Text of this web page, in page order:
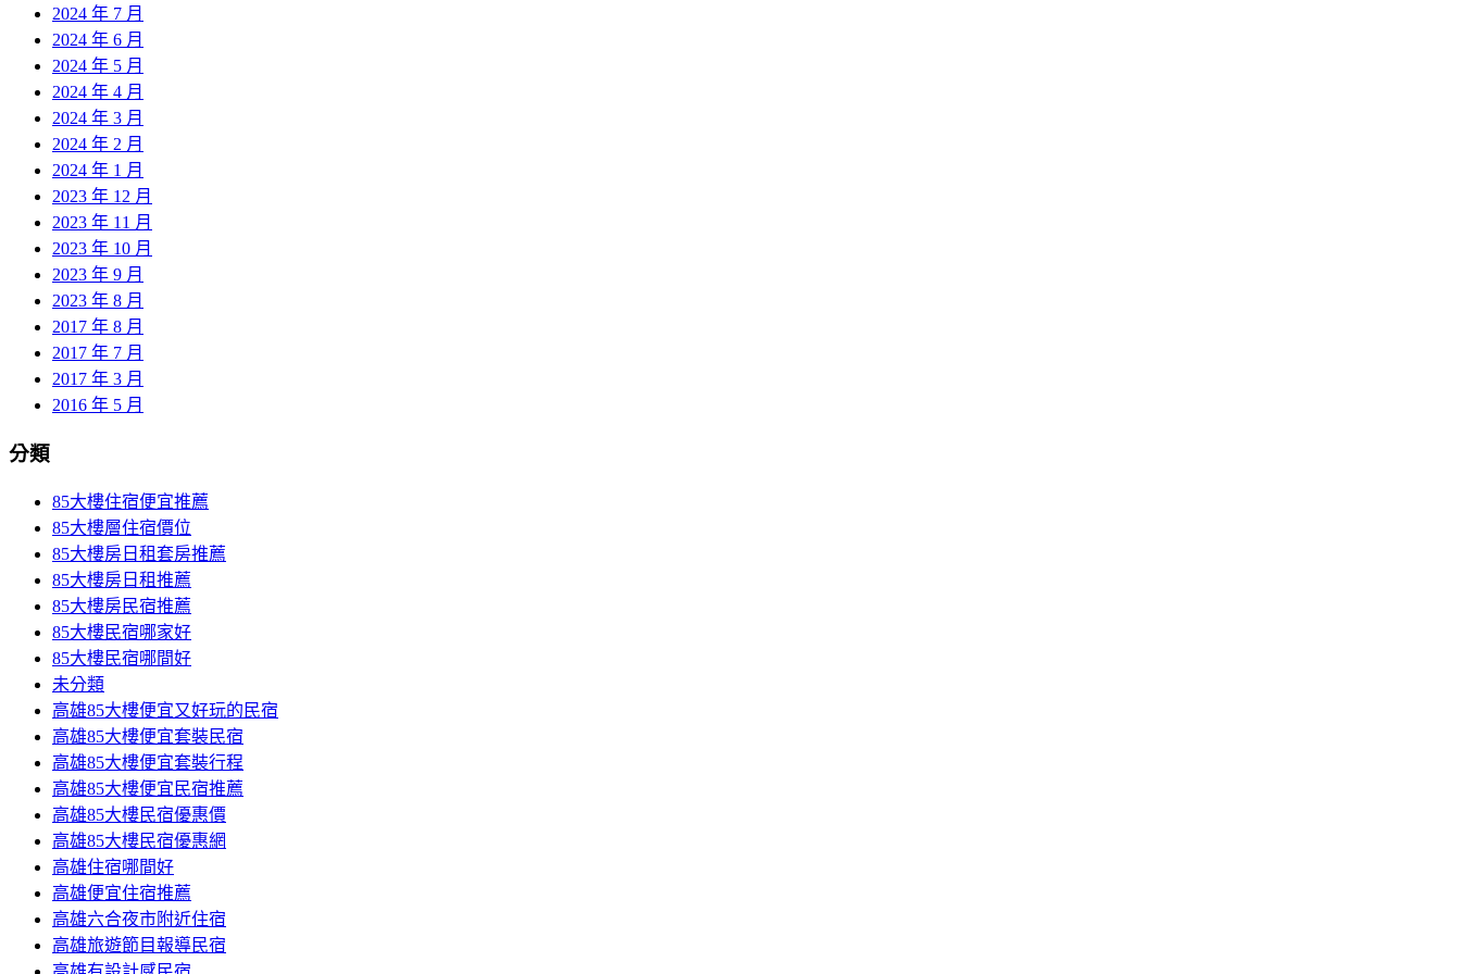
2024 年 7 月
2024 年 6 月
2024 年 5 月
2024 年 4 月
2024 年 3 月
2024 年 2 月
2024 年 1 月
2023 年 12 月
2023 年 11 月
2023 年 10 月
2023 年 9 月
2023 年 8 月
2017 年 8 月
2017 年 7 月
2017 年 3 月
2016 年 5 月
分類
85大樓住宿便宜推薦
85大樓層住宿價位
85大樓房日租套房推薦
85大樓房日租推薦
85大樓房民宿推薦
85大樓民宿哪家好
85大樓民宿哪間好
未分類
高雄85大樓便宜又好玩的民宿
高雄85大樓便宜套裝民宿
高雄85大樓便宜套裝行程
高雄85大樓便宜民宿推薦
高雄85大樓民宿優惠價
高雄85大樓民宿優惠網
高雄住宿哪間好
高雄便宜住宿推薦
高雄六合夜市附近住宿
高雄旅遊節目報導民宿